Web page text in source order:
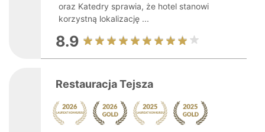
oraz Katedry sprawia, że hotel stanowi
korzystną lokalizację ...
8.9
Restauracja Tejsza